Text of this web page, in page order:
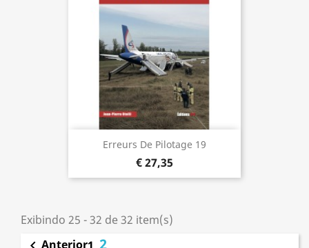
Erreurs De Pilotage 19
€ 27,35
Exibindo 25 - 32 de 32 item(s)
Anterior1 2